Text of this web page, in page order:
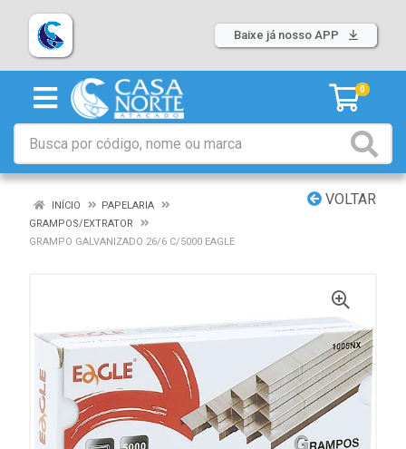
Baixe já nosso APP
0
VOLTAR
INÍCIO
PAPELARIA
GRAMPOS/EXTRATOR
GRAMPO GALVANIZADO 26/6 C/5000 EAGLE